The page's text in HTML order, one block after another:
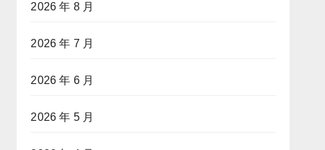
2026 年 8 月
2026 年 7 月
2026 年 6 月
2026 年 5 月